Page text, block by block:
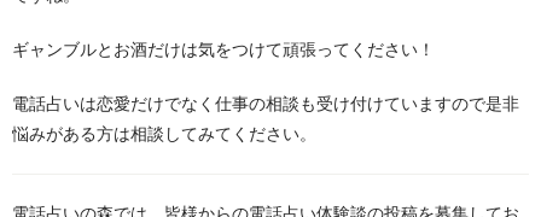
ギャンブルとお酒だけは気をつけて頑張ってください！
電話占いは恋愛だけでなく仕事の相談も受け付けていますので是非
悩みがある方は相談してみてください。
電話占いの森では、皆様からの電話占い体験談の投稿を募集してお